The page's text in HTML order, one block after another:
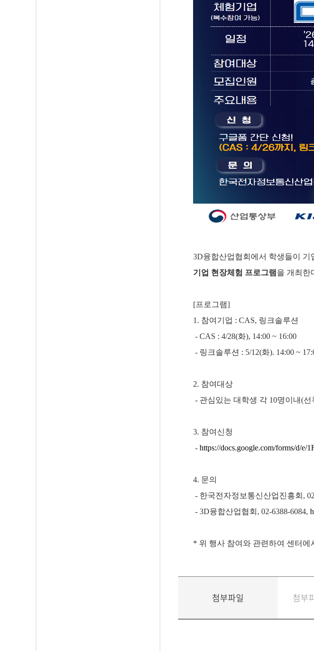
3D융합산업협회에서 학생들이 기
기업 현장체험 프로그램 을 개최한
[프로그램]
1. 참여기업 : CAS, 링크솔루션
- CAS : 4/28(화), 14:00 ~ 16:00
- 링크솔루션 : 5/12(화). 14:00 ~
2. 참여대상
- 관심있는 대학생 각 10명이내(선
3. 참여신청
- https://docs.google.com/forms/d/
4. 문의
- 한국전자정보통신산업진흥회,
- 3D융합산업협회, 02-6388-6084,
* 위 행사 참여와 관련하여 센터
첨부파일 첨부